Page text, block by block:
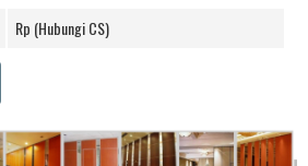
Rp (Hubungi CS)